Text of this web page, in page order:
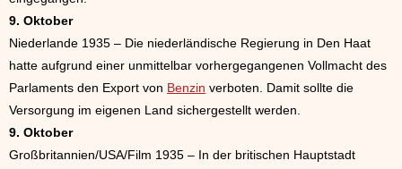
9. Oktober
Niederlande 1935 – Die niederländische Regierung in Den Haat
hatte aufgrund einer unmittelbar vorhergegangenen Vollmacht des
Parlaments den Export von Benzin verboten. Damit sollte die
Versorgung im eigenen Land sichergestellt werden.
9. Oktober
Großbritannien/USA/Film 1935 – In der britischen Hauptstadt